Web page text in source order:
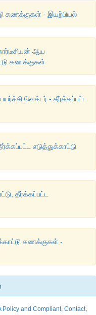
கணக்குகள் - இயற்பியல்
ஆய
கணக்குகள்
வெக்டர் - தீர்க்கப்பட்ட
எடுத்துக்காட்டு
தீர்க்கப்பட்ட
கணக்குகள் -
Policy and Compliant, Contact,